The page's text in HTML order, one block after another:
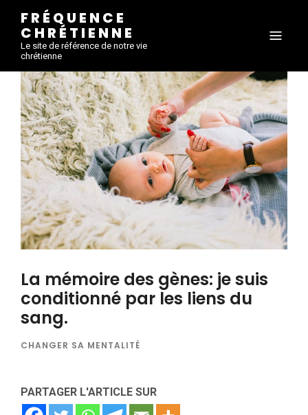
FRÉQUENCE
CHRÉTIENNE
Le site de référence de notre vie
chrétienne
La mémoire des gènes: je suis
conditionné par les liens du
sang.
CHANGER SA MENTALITÉ
PARTAGER L'ARTICLE SUR